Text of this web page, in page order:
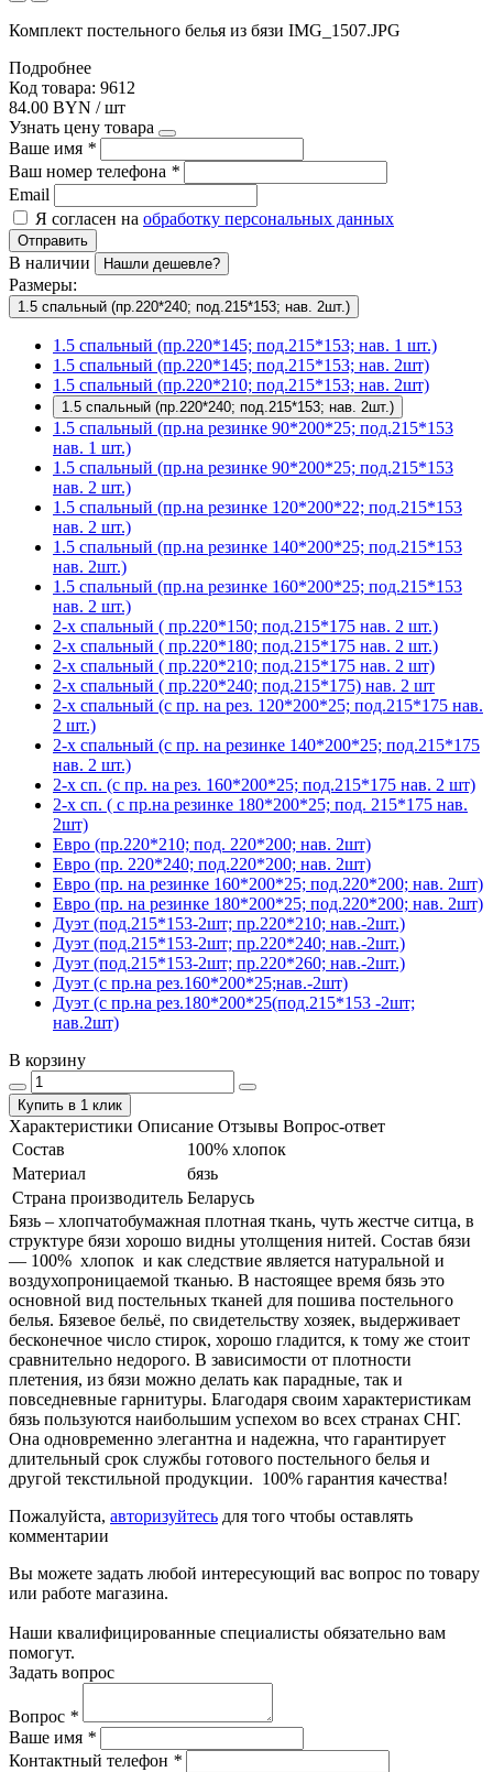
Комплект постельного белья из бязи IMG_1507.JPG
Подробнее
Код товара: 9612
84.00 BYN / шт
Узнать цену товара
Ваше имя *
Ваш номер телефона *
Email
Я согласен на обработку персональных данных
Отправить
В наличии Нашли дешевле?
Размеры:
1.5 спальный (пр.220*240; под.215*153; нав. 2шт.)
1.5 спальный (пр.220*145; под.215*153; нав. 1 шт.)
1.5 спальный (пр.220*145; под.215*153; нав. 2шт)
1.5 спальный (пр.220*210; под.215*153; нав. 2шт)
1.5 спальный (пр.220*240; под.215*153; нав. 2шт.)
1.5 спальный (пр.на резинке 90*200*25; под.215*153
нав. 1 шт.)
1.5 спальный (пр.на резинке 90*200*25; под.215*153
нав. 2 шт.)
1.5 спальный (пр.на резинке 120*200*22; под.215*153
нав. 2 шт.)
1.5 спальный (пр.на резинке 140*200*25; под.215*153
нав. 2шт.)
1.5 спальный (пр.на резинке 160*200*25; под.215*153
нав. 2 шт.)
2-х спальный ( пр.220*150; под.215*175 нав. 2 шт.)
2-х спальный ( пр.220*180; под.215*175 нав. 2 шт.)
2-х спальный ( пр.220*210; под.215*175 нав. 2 шт)
2-х спальный ( пр.220*240; под.215*175) нав. 2 шт
2-х спальный (с пр. на рез. 120*200*25; под.215*175 нав.
2 шт.)
2-х спальный (с пр. на резинке 140*200*25; под.215*175
нав. 2 шт.)
2-х сп. (с пр. на рез. 160*200*25; под.215*175 нав. 2 шт)
2-х сп. ( с пр.на резинке 180*200*25; под. 215*175 нав.
2шт)
Евро (пр.220*210; под. 220*200; нав. 2шт)
Евро (пр. 220*240; под.220*200; нав. 2шт)
Евро (пр. на резинке 160*200*25; под.220*200; нав. 2шт)
Евро (пр. на резинке 180*200*25; под.220*200; нав. 2шт)
Дуэт (под.215*153-2шт; пр.220*210; нав.-2шт.)
Дуэт (под.215*153-2шт; пр.220*240; нав.-2шт.)
Дуэт (под.215*153-2шт; пр.220*260; нав.-2шт.)
Дуэт (с пр.на рез.160*200*25;нав.-2шт)
Дуэт (с пр.на рез.180*200*25(под.215*153 -2шт;
нав.2шт)
В корзину
Купить в 1 клик
Характеристики Описание Отзывы Вопрос-ответ
Состав
100% хлопок
Материал
бязь
Страна производитель Беларусь
Бязь – хлопчатобумажная плотная ткань, чуть жестче ситца, в
структуре бязи хорошо видны утолщения нитей. Состав бязи
― 100% хлопок и как следствие является натуральной и
воздухопроницаемой тканью. В настоящее время бязь это
основной вид постельных тканей для пошива постельного
белья. Бязевое бельё, по свидетельству хозяек, выдерживает
бесконечное число стирок, хорошо гладится, к тому же стоит
сравнительно недорого. В зависимости от плотности
плетения, из бязи можно делать как парадные, так и
повседневные гарнитуры. Благодаря своим характеристикам
бязь пользуются наибольшим успехом во всех странах СНГ.
Она одновременно элегантна и надежна, что гарантирует
длительный срок службы готового постельного белья и
другой текстильной продукции. 100% гарантия качества!
Пожалуйста, авторизуйтесь для того чтобы оставлять
комментарии
Вы можете задать любой интересующий вас вопрос по товару
или работе магазина.
Наши квалифицированные специалисты обязательно вам
помогут.
Задать вопрос
Вопрос *
Ваше имя *
Контактный телефон *